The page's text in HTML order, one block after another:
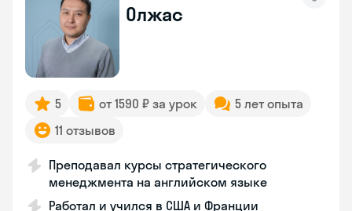
Олжас
5 от 1590 ₽ за урок
5 лет опыта
11 отзывов
Преподавал курсы стратегического
менеджмента на английском языке
Работал и учился в США и Франции